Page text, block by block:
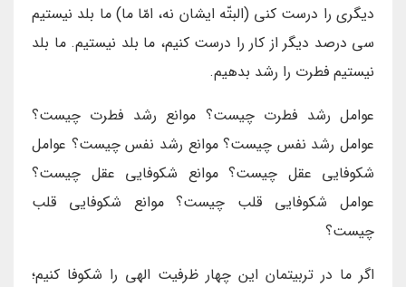
دیگری را درست کنی (البتّه ایشان نه، امّا ما) ما بلد نیستیم
سی درصد دیگر از کار را درست کنیم، ما بلد نیستیم. ما بلد
نیستیم فطرت را رشد بدهیم.
عوامل رشد فطرت چیست؟ موانع رشد فطرت چیست؟
عوامل رشد نفس چیست؟ موانع رشد نفس چیست؟ عوامل
شکوفایی عقل چیست؟ موانع شکوفایی عقل چیست؟
عوامل شکوفایی قلب چیست؟ موانع شکوفایی قلب
چیست؟
اگر ما در تربیتمان این چهار ظرفیت الهی را شکوفا کنیم؛